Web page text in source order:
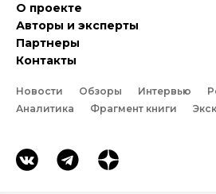
О проекте
Авторы и эксперты
Партнеры
Контакты
Новости Обзоры Интервью
Аналитика
Фрагмент книги